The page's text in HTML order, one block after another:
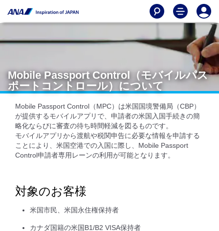
Mobile Passport Control（モバイルパス
ポートコントロール）について
Mobile Passport Control（MPC）は米国国境警備局（CBP）
が提供するモバイルアプリで、申請者の米国入国手続きの簡
略化ならびに審査の待ち時間軽減を図るものです。
モバイルアプリから渡航や税関申告に必要な情報を申請する
ことにより、米国空港での入国に際し、Mobile Passport
Control申請者専用レーンの利用が可能となります。
対象のお客様
米国市民、米国永住権保持者
カナダ国籍の米国B1/B2 VISA保持者